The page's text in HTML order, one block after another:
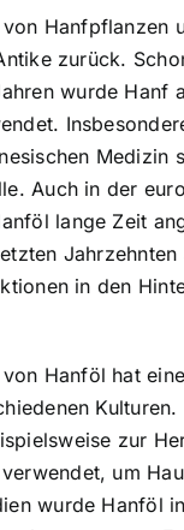
Hanfpflanzen
zurück.
wurde Hanf
Medizin
Auch in der
lange Zeit
Jahrzehnten
in den
Hanföl hat
zur
um
wurde Hanföl